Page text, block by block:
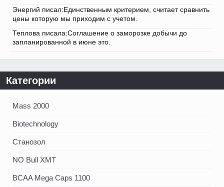
Энергий писал:Единственным критерием, считает сравнить
цены которую мы приходим с учетом.
Теплова писала:Соглашение о заморозке добычи до
запланированной в июне это.
Категории
Mass 2000
Biotechnology
Станозол
NO Bull XMT
BCAA Mega Caps 1100